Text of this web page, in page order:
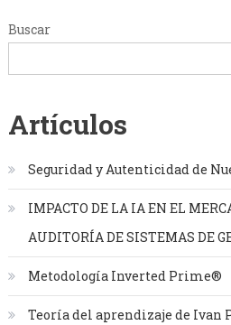
Buscar
Artículos
Seguridad y Autenticidad de
IMPACTO DE LA IA EN EL
AUDITORÍA DE SISTEMAS DE
Metodología Inverted Prime®
Teoría del aprendizaje de Ivan